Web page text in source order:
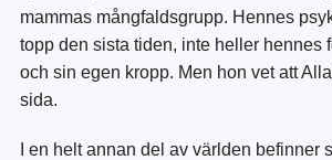
mammas mångfaldsgrupp. Hennes
topp den sista tiden, inte heller hennes
och sin egen kropp. Men hon vet att
sida.
I en helt annan del av världen befinner